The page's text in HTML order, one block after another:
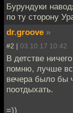
Бурундуки
по ту сторону
dr.groove »
#2 | 03.10.17 10:42
В детстве
помню, лучше
вечера было бы
поотдыхать.
=))